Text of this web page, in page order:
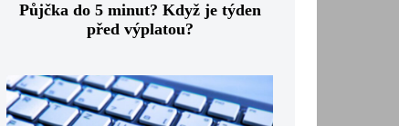
Půjčka do 5 minut? Když je týden
před výplatou?